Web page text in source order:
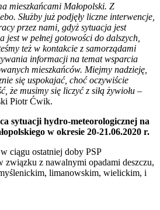
mieszkańcami Małopolski. Z
Służby już podjęły liczne interwencje,
przez nami, gdyż sytuacja jest
jest w pełnej gotowości do dalszych,
też w kontakcie z samorządami
informacji na temat wsparcia
mieszkańców. Miejmy nadzieję,
się uspokajać, choć oczywiście
że musimy się liczyć z siłą żywiołu –
Piotr Ćwik.
sytuacji hydro-meteorologicznej na
w okresie 20-21.06.2020 r.
ciągu ostatniej doby PSP
związku z nawalnymi opadami deszczu,
limanowskim, wielickim, i